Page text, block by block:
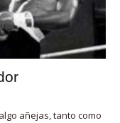
añejas, tanto como